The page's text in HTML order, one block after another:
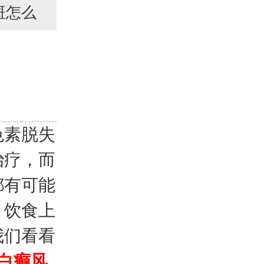
怎么
脱失
，而
可能
食上
看看